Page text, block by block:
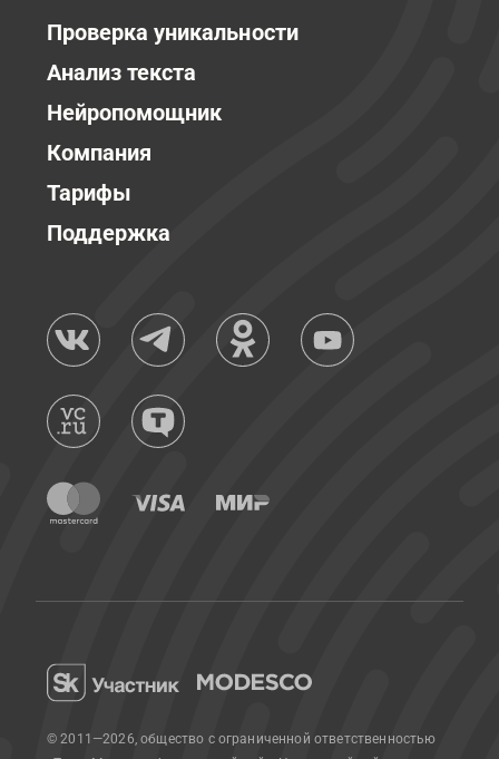
Проверка уникальности
Анализ текста
Нейропомощник
Компания
Тарифы
Поддержка
© 2011—2026, общество с ограниченной ответственностью